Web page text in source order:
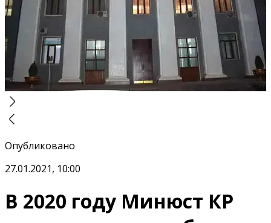
Опубликовано
27.01.2021, 10:00
В 2020 году Минюст КР